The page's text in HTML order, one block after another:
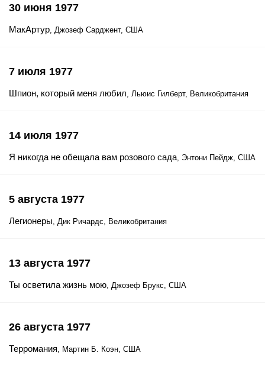
30 июня 1977
МакАртур, Джозеф Сарджент, США
7 июля 1977
Шпион, который меня любил, Льюис Гилберт, Великобритания
14 июля 1977
Я никогда не обещала вам розового сада, Энтони Пейдж, США
5 августа 1977
Легионеры, Дик Ричардс, Великобритания
13 августа 1977
Ты осветила жизнь мою, Джозеф Брукс, США
26 августа 1977
Терромания, Мартин Б. Коэн, США